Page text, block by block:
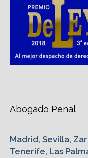
Abogado Penal
Madrid, Sevilla,
Tenerife, Las